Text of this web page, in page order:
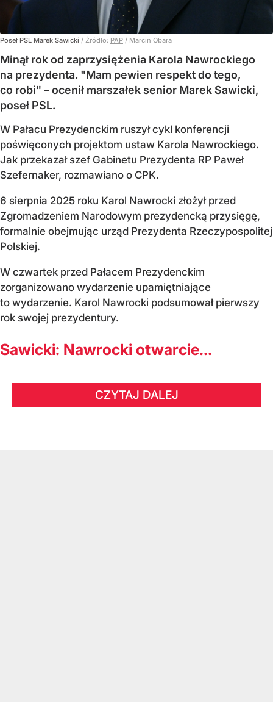
Poseł PSL Marek Sawicki / Źródło: PAP / Marcin Obara
Minął rok od zaprzysiężenia Karola Nawrockiego
na prezydenta. "Mam pewien respekt do tego,
co robi" – ocenił marszałek senior Marek Sawicki,
poseł PSL.
W Pałacu Prezydenckim ruszył cykl konferencji
poświęconych projektom ustaw Karola Nawrockiego.
Jak przekazał szef Gabinetu Prezydenta RP Paweł
Szefernaker, rozmawiano o CPK.
6 sierpnia 2025 roku Karol Nawrocki złożył przed
Zgromadzeniem Narodowym prezydencką przysięgę,
formalnie obejmując urząd Prezydenta Rzeczypospolitej
Polskiej.
W czwartek przed Pałacem Prezydenckim
zorganizowano wydarzenie upamiętniające
to wydarzenie. Karol Nawrocki podsumowałpierwszy
rok swojej prezydentury.
Sawicki: Nawrocki otwarcie...
CZYTAJ DALEJ